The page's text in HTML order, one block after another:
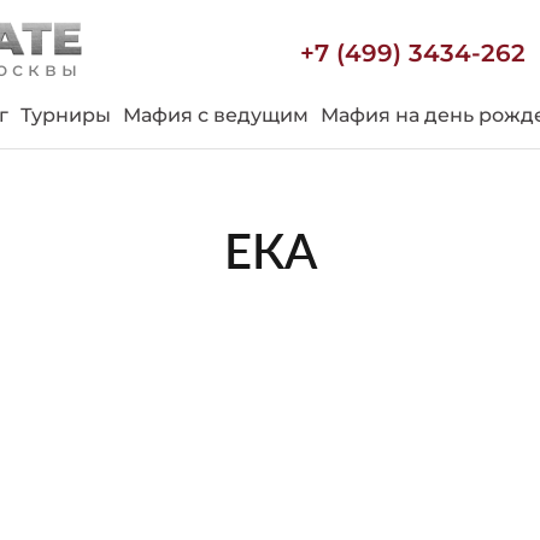
+7 (499) 3434-262
Турниры Мафия с ведущим Мафия на день
ЕКА